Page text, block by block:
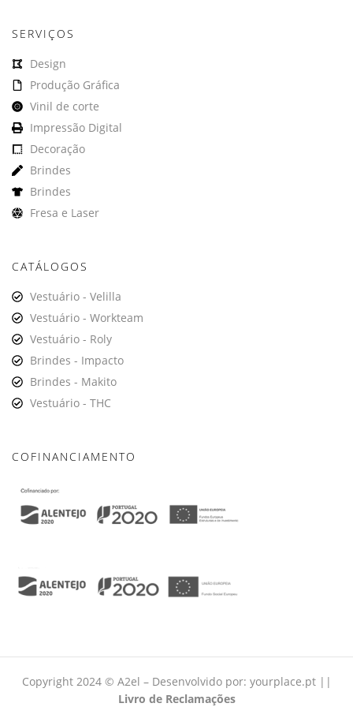
SERVIÇOS
Design
Produção Gráfica
Vinil de corte
Impressão Digital
Decoração
Brindes
Brindes
Fresa e Laser
CATÁLOGOS
Vestuário - Velilla
Vestuário - Workteam
Vestuário - Roly
Brindes - Impacto
Brindes - Makito
Vestuário - THC
COFINANCIAMENTO
Copyright 2024 © A2el – Desenvolvido por: yourplace.pt||
Livro de Reclamações